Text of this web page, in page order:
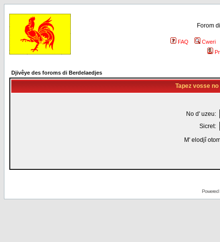
Forom
FAQ
Cweri
Djivêye des foroms di Berdelaedjes
Tapez vosse
No d' uzeu:
Sicret:
M' elodjî
Powered